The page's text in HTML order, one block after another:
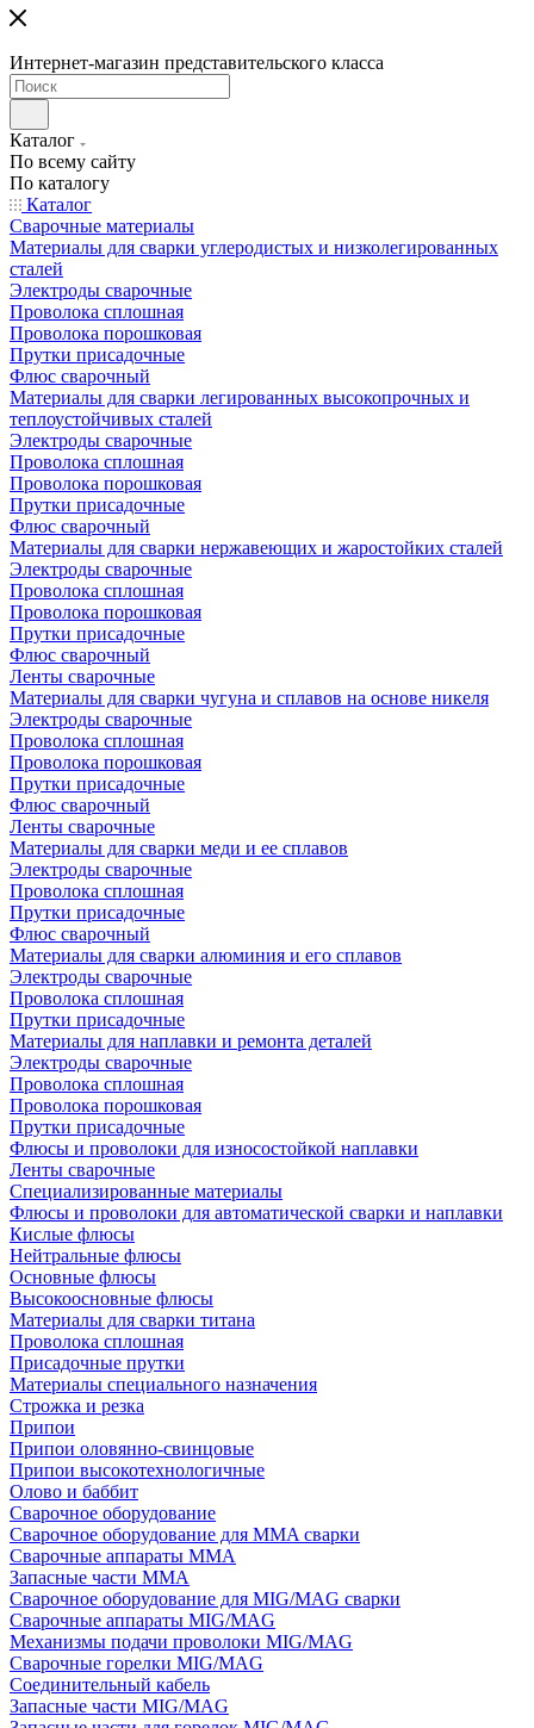
Интернет-магазин представительского класса
Каталог
По всему сайту
По каталогу
Каталог
Сварочные материалы
Материалы для сварки углеродистых и низколегированных
сталей
Электроды сварочные
Проволока сплошная
Проволока порошковая
Прутки присадочные
Флюс сварочный
Материалы для сварки легированных высокопрочных и
теплоустойчивых сталей
Электроды сварочные
Проволока сплошная
Проволока порошковая
Прутки присадочные
Флюс сварочный
Материалы для сварки нержавеющих и жаростойких сталей
Электроды сварочные
Проволока сплошная
Проволока порошковая
Прутки присадочные
Флюс сварочный
Ленты сварочные
Материалы для сварки чугуна и сплавов на основе никеля
Электроды сварочные
Проволока сплошная
Проволока порошковая
Прутки присадочные
Флюс сварочный
Ленты сварочные
Материалы для сварки меди и ее сплавов
Электроды сварочные
Проволока сплошная
Прутки присадочные
Флюс сварочный
Материалы для сварки алюминия и его сплавов
Электроды сварочные
Проволока сплошная
Прутки присадочные
Материалы для наплавки и ремонта деталей
Электроды сварочные
Проволока сплошная
Проволока порошковая
Прутки присадочные
Флюсы и проволоки для износостойкой наплавки
Ленты сварочные
Специализированные материалы
Флюсы и проволоки для автоматической сварки и наплавки
Кислые флюсы
Нейтральные флюсы
Основные флюсы
Высокоосновные флюсы
Материалы для сварки титана
Проволока сплошная
Присадочные прутки
Материалы специального назначения
Строжка и резка
Припои
Припои оловянно-свинцовые
Припои высокотехнологичные
Олово и баббит
Сварочное оборудование
Сварочное оборудование для MMA сварки
Сварочные аппараты MMA
Запасные части MMA
Сварочное оборудование для MIG/MAG сварки
Сварочные аппараты MIG/MAG
Механизмы подачи проволоки MIG/MAG
Сварочные горелки MIG/MAG
Соединительный кабель
Запасные части MIG/MAG